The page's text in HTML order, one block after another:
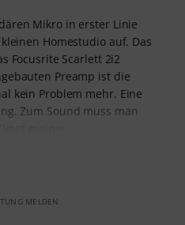
Mikro in erster Linie
Homestudio auf. Das
Focusrite Scarlett 2i2
Preamp ist die
kein Problem mehr. Eine
Zum Sound muss man
MELDEN